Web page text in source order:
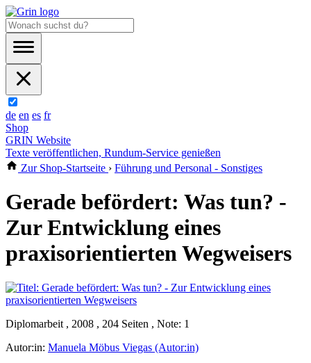
de en es fr
Shop
GRIN Website
Texte veröffentlichen, Rundum-Service genießen
Zur Shop-Startseite › Führung und Personal - Sonstiges
Gerade befördert: Was tun? -
Zur Entwicklung eines
praxisorientierten Wegweisers
Diplomarbeit , 2008 , 204 Seiten , Note: 1
Autor:in: Manuela Möbus Viegas (Autor:in)